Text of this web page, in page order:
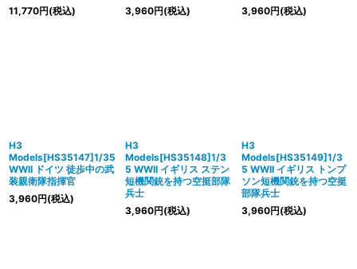
11,770円(税込)
3,960円(税込)
3,960円(税込)
H3
Models[HS35147]1/35
WWII ドイツ 徒歩中の武
装親衛隊指揮官
3,960円(税込)
H3
Models[HS35148]1/3
5 WWII イギリス ステン
短機関銃を持つ空挺部隊
兵士
3,960円(税込)
H3
Models[HS35149]1/3
5 WWII イギリス トンプ
ソン短機関銃を持つ空挺
部隊兵士
3,960円(税込)